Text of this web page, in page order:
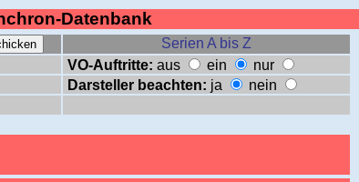
Datenbank
Serien A bis Z
VO-Auftritte: aus ein
nur
Darsteller beachten: ja
nein